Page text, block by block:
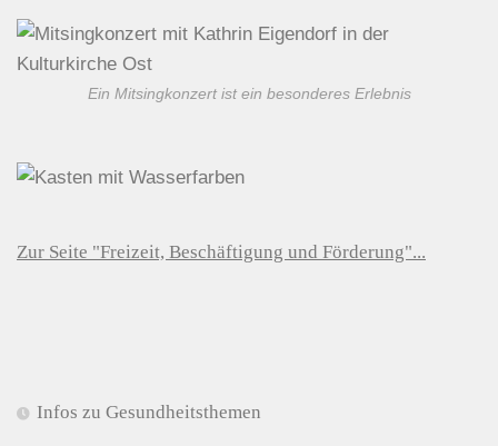
Ein Mitsingkonzert ist ein besonderes Erlebnis
Zur Seite "Freizeit, Beschäftigung und Förderung"...
Infos zu Gesundheitsthemen